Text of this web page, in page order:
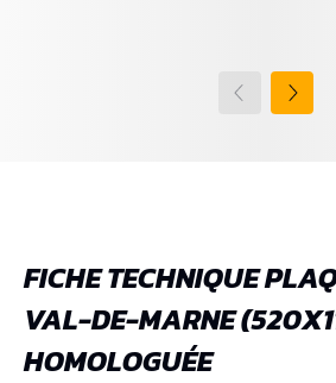
FICHE TECHNIQUE
VAL-DE-MARNE
HOMOLOGUÉE